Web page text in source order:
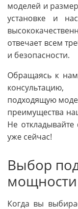
моделей и
установке и
отвечает всем
и безопасности.
Обращаясь к
подходящую
преимущества
Не
уже сейчас!
Выбор
Когда вы